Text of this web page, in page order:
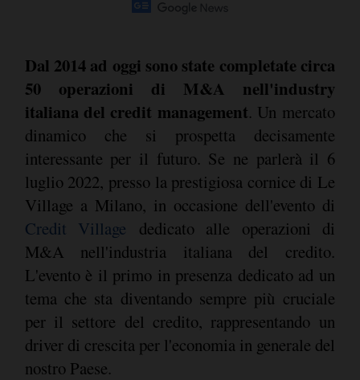
Dal 2014 ad oggi sono state completate circa
50 operazioni di M&A nell'industry
italiana del credit management. Un mercato
dinamico che si prospetta decisamente
interessante per il futuro. Se ne parlerà il 6
luglio 2022, presso la prestigiosa cornice di Le
Village a Milano, in occasione dell'evento di
Credit Village dedicato alle operazioni di
M&A nell'industria italiana del credito.
L'evento è il primo in presenza dedicato ad un
tema che sta diventando sempre più cruciale
per il settore del credito, rappresentando un
driver di crescita per l'economia in generale del
nostro Paese.